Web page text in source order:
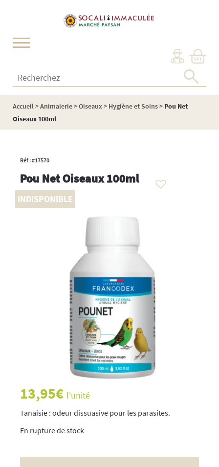
Recherchez :
Accueil>Animalerie>Oiseaux> Hygiène et Soins> Pou Net
Oiseaux 100ml
Réf : #17570
Pou Net Oiseaux 100ml
INDISPONIBLE
13,95€ l'unité
Tanaisie : odeur dissuasive pour les parasites.
rupture de stock